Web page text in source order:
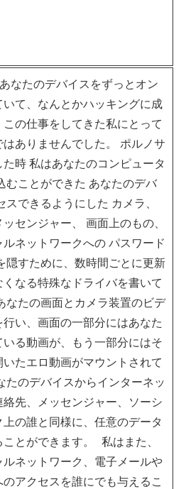
なたのデバイスをずっとオン
て、なんとかハッキングに成
の仕事をしてきた私にとって
ありませんでした。 ポルノサ
時 私はあなたのコンピュータ
むことができた あなたのデバ
できるようにした カメラ、
センジャー、 画面上のもの、
ネットワークへの パスワード
隠すために、数時間ごとに更新
なる特殊なドライバを書いて
なたの画面とカメラ装置のビデ
い、画面の一部分にはあなた
る動画が、もう一部分にはそ
たエロ動画がマウントされて
たのデバイスからインターネッ
絡先、メッセンジャー、ソーシ
の誰と同様に、任意のデータ
とができます。 私はまた、
ネットワーク、電子メールや
アクセスを誰にでも与えるこ